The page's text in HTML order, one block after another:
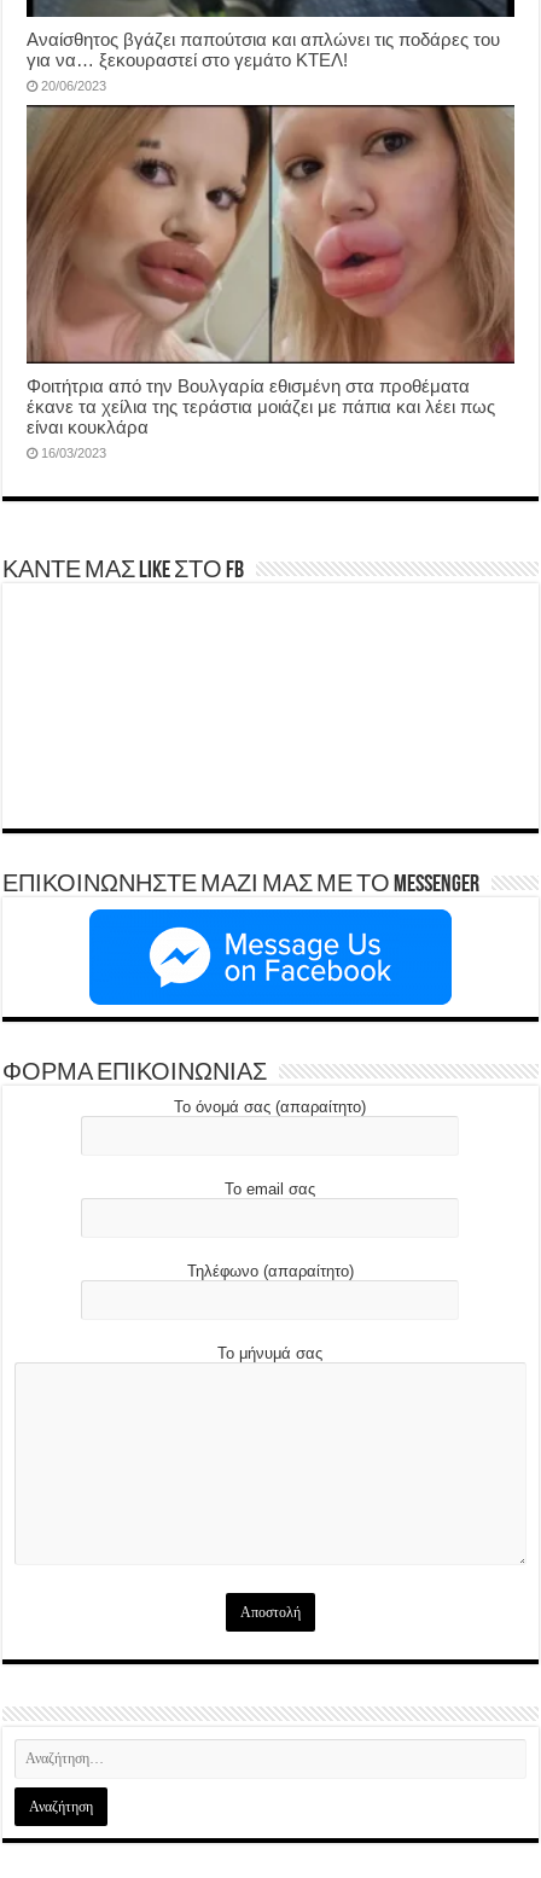
Αναίσθητος βγάζει παπούτσια και απλώνει τις ποδάρες του
για να… ξεκουραστεί στο γεμάτο ΚΤΕΛ!
20/06/2023
Φοιτήτρια από την Βουλγαρία εθισμένη στα προθέματα
έκανε τα χείλια της τεράστια μοιάζει με πάπια και λέει πως
είναι κουκλάρα
16/03/2023
ΚΑΝΤΕ ΜΑΣ LIKE ΣΤΟ FB
ΕΠΙΚΟΙΝΩΝΗΣΤΕ ΜΑΖΙ ΜΑΣ ΜΕ ΤΟ Messenger
ΦΟΡΜΑ ΕΠΙΚΟΙΝΩΝΙΑΣ
Το όνομά σας (απαραίτητο)
Το email σας
Τηλέφωνο (απαραίτητο)
Το μήνυμά σας